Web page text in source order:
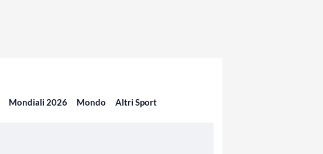
Mondiali 2026 Mondo Altri Sport